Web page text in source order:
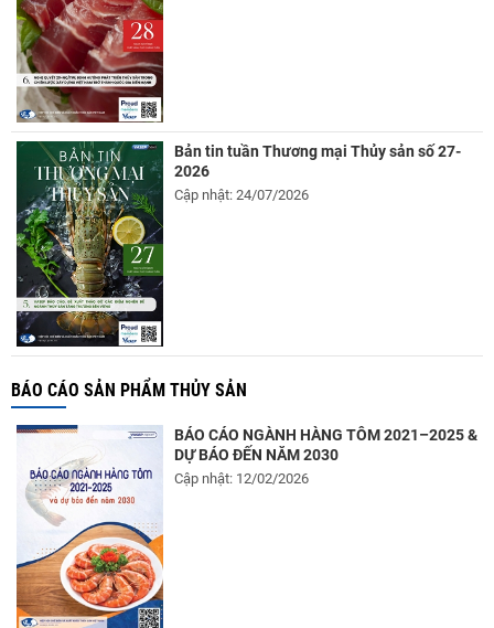
Bản tin tuần Thương mại Thủy sản số 27-
2026
Cập nhật: 24/07/2026
BÁO CÁO SẢN PHẨM THỦY SẢN
BÁO CÁO NGÀNH HÀNG TÔM 2021–2025 &
DỰ BÁO ĐẾN NĂM 2030
Cập nhật: 12/02/2026